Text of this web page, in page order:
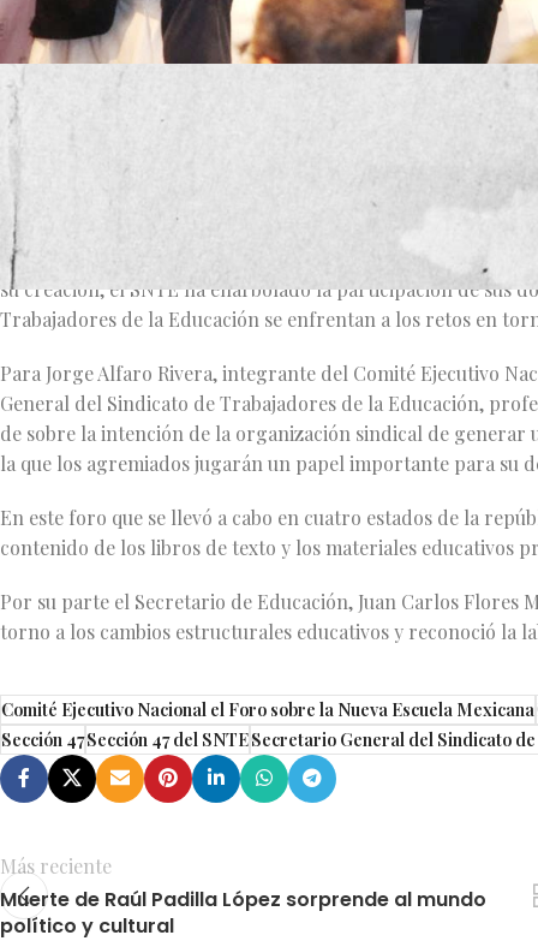
El Sindicato Nacional de Trabajadores de la Educación
Contreras, realizó en coordinación con el Comité Ejecutivo
pretende incluir a alumnos, maestros, padres de familia y
pública a la par de poder posibilitar la defensa de niñas,
Al hacer uso de la voz, el Secretario General de la Sección
su creación, el SNTE ha enarbolado la participación de sus
Trabajadores de la Educación se enfrentan a los retos en
Para Jorge Alfaro Rivera, integrante del Comité Ejecutivo
General del Sindicato de Trabajadores de la Educación,
de sobre la intención de la organización sindical de generar
la que los agremiados jugarán un papel importante para su
En este foro que se llevó a cabo en cuatro estados de la
contenido de los libros de texto y los materiales educativos
Por su parte el Secretario de Educación, Juan Carlos
torno a los cambios estructurales educativos y reconoció la
Comité Ejecutivo Nacional el Foro sobre la Nueva Escuela Mexicana
Sección 47Sección 47 del SNTESecretario General del Sindicato
Más reciente
Muerte de Raúl Padilla López sorprende al mundo
político y cultural